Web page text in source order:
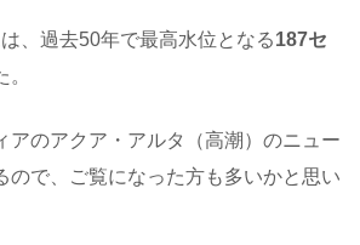
、過去50年で最高水位となる187セ
アのアクア・アルタ（高潮）のニュー
ので、ご覧になった方も多いかと思い